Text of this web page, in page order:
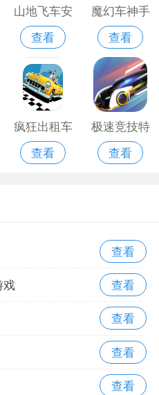
山地飞车安
卓版
查看
魔幻车神手
游版
查看
疯狂出租车
苹果版
查看
极速竞技特
别版
查看
戏